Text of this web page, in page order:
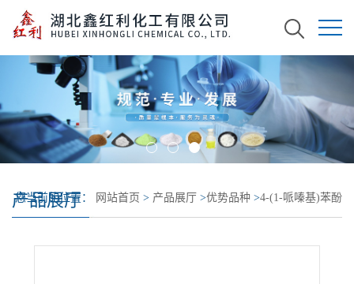
产品展厅
您当前的位置： 网站首页 > 产品展厅 >优势品种 >4-(1-哌嗪基)苯酚